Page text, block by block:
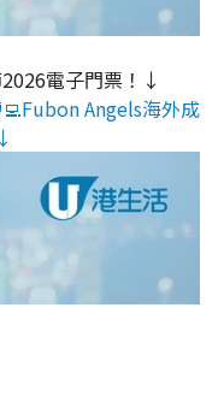
電子門票！↓
Angels海外成